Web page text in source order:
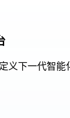
义下一代智